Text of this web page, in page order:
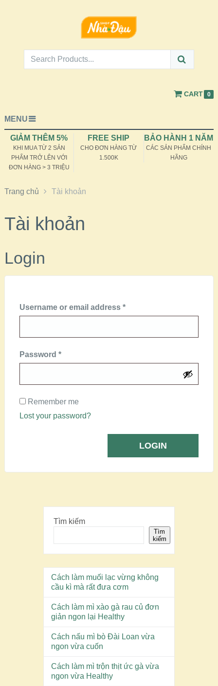
CART 0
MENU
GIẢM THÊM 5%
KHI MUA TỪ 2 SẢN
PHẨM TRỞ LÊN VỚI
ĐƠN HÀNG > 3 TRIỆU
FREE SHIP
CHO ĐƠN HÀNG TỪ
1.500K
BẢO HÀNH 1 NĂM
CÁC SẢN PHẨM CHÍNH
HÃNG
Trang chủ Tài khoản
Tài khoản
Login
Username or email address *
Password *
Remember me
Lost your password?
Tìm kiếm
Tìm
kiếm
Cách làm muối lạc vừng không
cầu kì mà rất đưa cơm
Cách làm mì xào gà rau củ đơn
giản ngon lại Healthy
Cách nấu mì bò Đài Loan vừa
ngon vừa cuốn
Cách làm mì trộn thịt ức gà vừa
ngon vừa Healthy